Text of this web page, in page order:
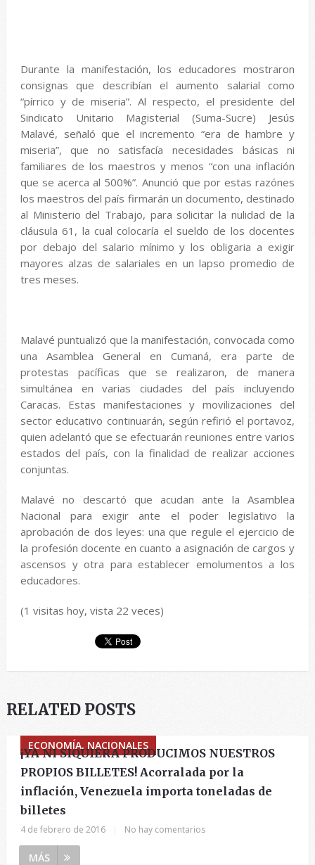
Durante la manifestación, los educadores mostraron
consignas que describían el aumento salarial como
“pírrico y de miseria”. Al respecto, el presidente del
Sindicato Unitario Magisterial (Suma-Sucre) Jesús
Malavé, señaló que el incremento “era de hambre y
miseria”, que no satisfacía necesidades básicas ni
familiares de los maestros y menos “con una inflación
que se acerca al 500%”. Anunció que por estas razónes
los maestros del país firmarán un documento, destinado
al Ministerio del Trabajo, para solicitar la nulidad de la
cláusula 61, la cual colocaría el sueldo de los docentes
por debajo del salario mínimo y los obligaria a exigir
mayores alzas de salariales en un lapso promedio de
tres meses.
Malavé puntualizó que la manifestación, convocada como
una Asamblea General en Cumaná, era parte de
protestas pacíficas que se realizaron, de manera
simultánea en varias ciudades del país incluyendo
Caracas. Estas manifestaciones y movilizaciones del
sector educativo continuarán, según refirió el portavoz,
quien adelantó que se efectuarán reuniones entre varios
estados del país, con la finalidad de realizar acciones
conjuntas.
Malavé no descartó que acudan ante la Asamblea
Nacional para exigir ante el poder legislativo la
aprobación de dos leyes: una que regule el ejercicio de
la profesión docente en cuanto a asignación de cargos y
ascensos y otra para establecer emolumentos a los
educadores.
(1 visitas hoy, vista 22 veces)
RELATED POSTS
ECONOMÍA, NACIONALES
¡YA NI SIQUIERA PRODUCIMOS NUESTROS
PROPIOS BILLETES! Acorralada por la
inflación, Venezuela importa toneladas de
billetes
4 de febrero de 2016 No hay comentarios
MÁS